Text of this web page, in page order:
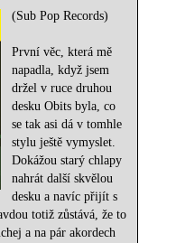
(Sub Pop Records)
První věc, která mě
napadla, když jsem
držel v ruce druhou
desku Obits byla, co
se tak asi dá v tomhle
stylu ještě vymyslet.
Dokážou starý chlapy
nahrát další skvělou
desku a navíc přijít s
totiž zůstává, že to
a na pár akordech